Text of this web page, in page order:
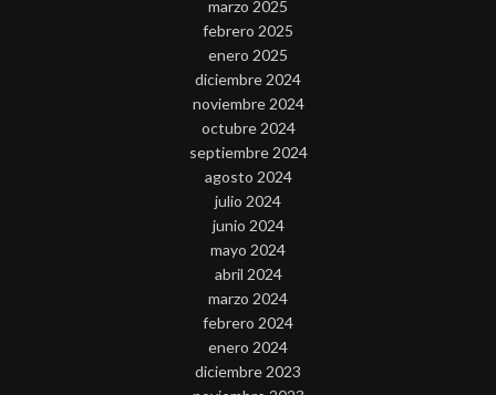
marzo 2025
febrero 2025
enero 2025
diciembre 2024
noviembre 2024
octubre 2024
septiembre 2024
agosto 2024
julio 2024
junio 2024
mayo 2024
abril 2024
marzo 2024
febrero 2024
enero 2024
diciembre 2023